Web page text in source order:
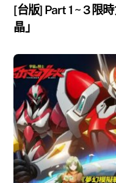
[台版] Part 1 ~ 3 限
晶」